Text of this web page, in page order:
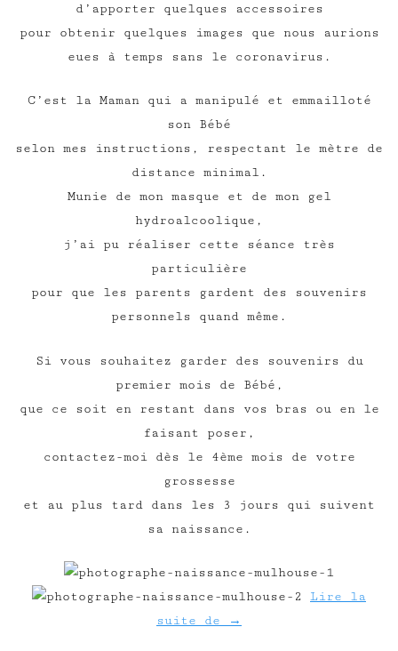
d’apporter quelques accessoires
pour obtenir quelques images que nous aurions
eues à temps sans le coronavirus.
C’est la Maman qui a manipulé et emmailloté
son Bébé
selon mes instructions, respectant le mètre de
distance minimal.
Munie de mon masque et de mon gel
hydroalcoolique,
j’ai pu réaliser cette séance très
particulière
pour que les parents gardent des souvenirs
personnels quand même.
Si vous souhaitez garder des souvenirs du
premier mois de Bébé,
que ce soit en restant dans vos bras ou en le
faisant poser,
contactez-moi dès le 4ème mois de votre
grossesse
et au plus tard dans les 3 jours qui suivent
sa naissance.
Lire la
suite de
→